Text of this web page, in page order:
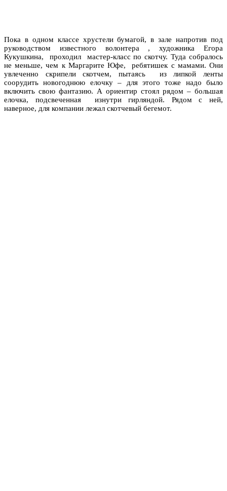
Пока в одном классе хрустели бумагой, в зале напротив под
руководством известного волонтера , художника Егора
Кукушкина, проходил мастер-класс по скотчу. Туда собралось
не меньше, чем к Маргарите Юфе, ребятишек с мамами. Они
увлеченно скрипели скотчем, пытаясь из липкой ленты
соорудить новогоднюю елочку – для этого тоже надо было
включить свою фантазию. А ориентир стоял рядом – большая
елочка, подсвеченная изнутри гирляндой. Рядом с ней,
наверное, для компании лежал скотчевый бегемот.